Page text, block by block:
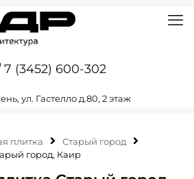
7 (3452) 600-302
ул. Гастелло д.80, 2 этаж
плитка
Старый город
город, Каир